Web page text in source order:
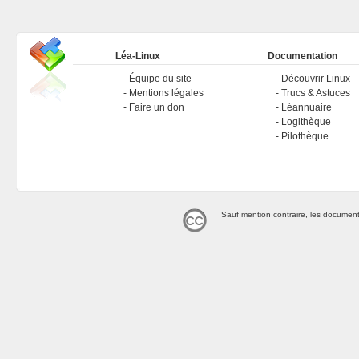
Léa-Linux
Équipe du site
Mentions légales
Faire un don
Documentation
Découvrir Linux
Trucs & Astuces
Léannuaire
Logithèque
Pilothèque
Sauf mention contraire, les